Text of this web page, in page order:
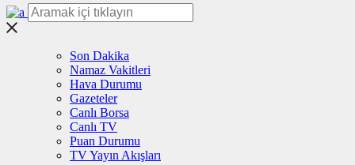
Son Dakika
Namaz Vakitleri
Hava Durumu
Gazeteler
Canlı Borsa
Canlı TV
Puan Durumu
TV Yayın Akışları